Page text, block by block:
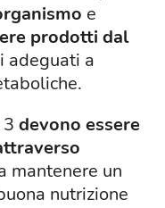
e
prodotti dal
adeguati a
devono essere
mantenere un
nutrizione